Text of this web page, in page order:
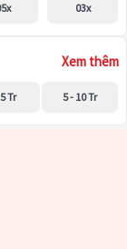
03x
Xem thêm
Tr 5 - 10 Tr